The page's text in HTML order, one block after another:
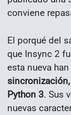
conviene
El porqué del
que Insync 2
esta nueva han
Python 3. Sus
nuevas